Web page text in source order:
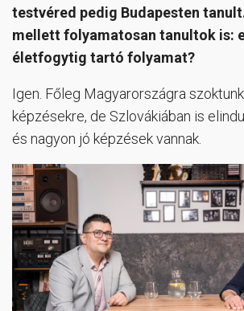
testvéred pedig Budapesten
mellett folyamatosan tanultok is:
életfogytig tartó folyamat?
Igen. Főleg Magyarországra
képzésekre, de Szlovákiában is
és nagyon jó képzések vannak.